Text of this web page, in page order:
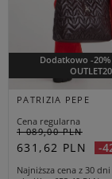
Dodatkowo -
OUTLET20
PATRIZIA PEPE
Cena regularna
1 089,00 PLN
631,62 PLN -
Najniższa cena z 30